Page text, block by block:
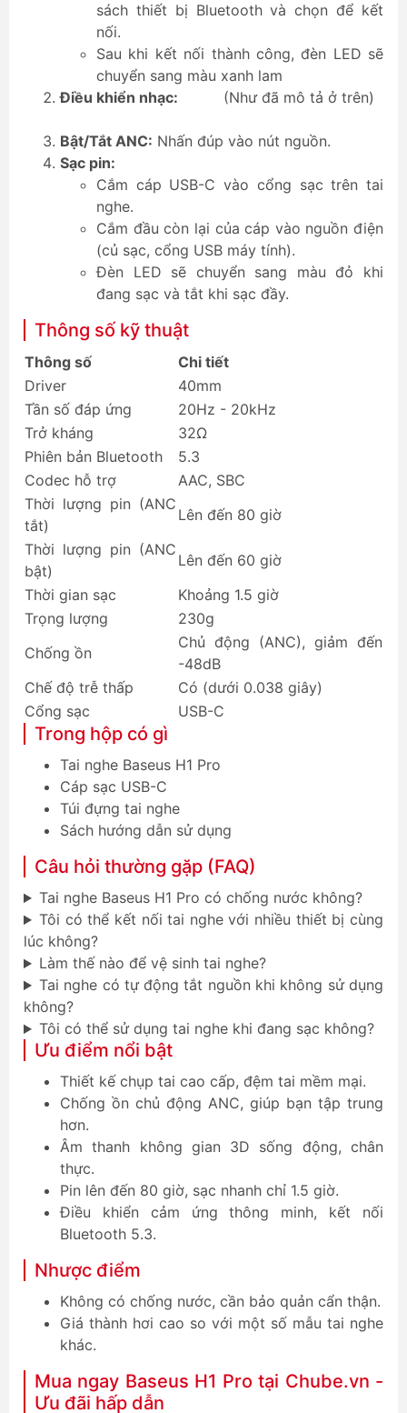
sách thiết bị Bluetooth và chọn để kết
nối.
Sau khi kết nối thành công, đèn LED sẽ
chuyển sang màu xanh lam
Điều khiển nhạc: (Như đã mô tả ở trên)
Bật/Tắt ANC: Nhấn đúp vào nút nguồn.
Sạc pin:
Cắm cáp USB-C vào cổng sạc trên tai
nghe.
Cắm đầu còn lại của cáp vào nguồn điện
(củ sạc, cổng USB máy tính).
Đèn LED sẽ chuyển sang màu đỏ khi
đang sạc và tắt khi sạc đầy.
Thông số kỹ thuật
Thông số
Chi tiết
Driver
40mm
Tần số đáp ứng
20Hz - 20kHz
Trở kháng
32Ω
Phiên bản Bluetooth
5.3
Codec hỗ trợ
AAC, SBC
Thời lượng pin (ANC
tắt)
Lên đến 80 giờ
Thời lượng pin (ANC
bật)
Lên đến 60 giờ
Thời gian sạc
Khoảng 1.5 giờ
Trọng lượng
230g
Chống ồn
Chủ động (ANC), giảm đến
-48dB
Chế độ trễ thấp
Có (dưới 0.038 giây)
Cổng sạc
USB-C
Trong hộp có gì
Tai nghe Baseus H1 Pro
Cáp sạc USB-C
Túi đựng tai nghe
Sách hướng dẫn sử dụng
Câu hỏi thường gặp (FAQ)
Tai nghe Baseus H1 Pro có chống nước không?
Tôi có thể kết nối tai nghe với nhiều thiết bị cùng
lúc không?
Làm thế nào để vệ sinh tai nghe?
Tai nghe có tự động tắt nguồn khi không sử dụng
không?
Tôi có thể sử dụng tai nghe khi đang sạc không?
Ưu điểm nổi bật
Thiết kế chụp tai cao cấp, đệm tai mềm mại.
Chống ồn chủ động ANC, giúp bạn tập trung
hơn.
Âm thanh không gian 3D sống động, chân
thực.
Pin lên đến 80 giờ, sạc nhanh chỉ 1.5 giờ.
Điều khiển cảm ứng thông minh, kết nối
Bluetooth 5.3.
Nhược điểm
Không có chống nước, cần bảo quản cẩn thận.
Giá thành hơi cao so với một số mẫu tai nghe
khác.
Mua ngay Baseus H1 Pro tại Chube.vn -
Ưu đãi hấp dẫn